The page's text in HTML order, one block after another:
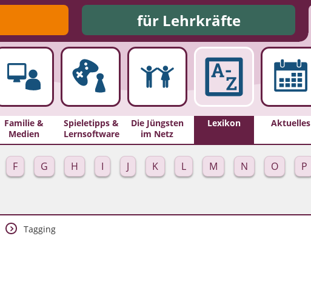
für Lehrkräfte
Familie &
Medien
Spieletipps &
Lernsoftware
Die Jüngsten
im Netz
Lexikon Aktuelles
F G H I J K L M N O P
Tagging